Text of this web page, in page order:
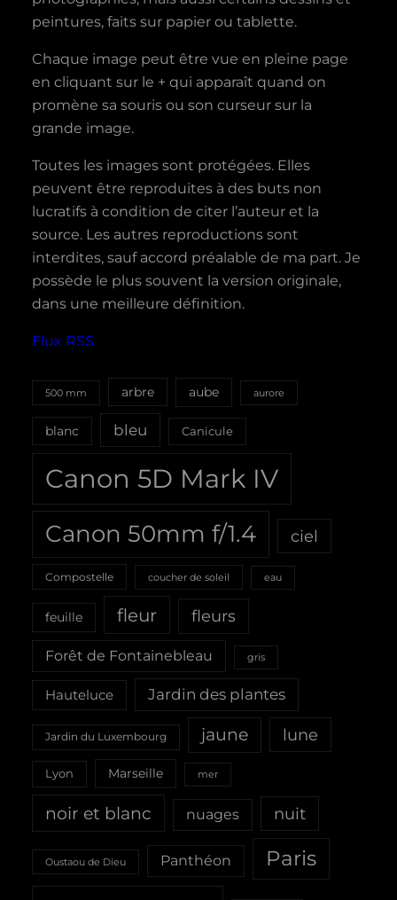
peintures, faits sur papier ou tablette.
Chaque image peut être vue en pleine page
en cliquant sur le + qui apparaît quand on
promène sa souris ou son curseur sur la
grande image.
Toutes les images sont protégées. Elles
peuvent être reproduites à des buts non
lucratifs à condition de citer l’auteur et la
source. Les autres reproductions sont
interdites, sauf accord préalable de ma part. Je
possède le plus souvent la version originale,
dans une meilleure définition.
Flux RSS
500 mm arbre aube aurore
blanc bleu Canicule
Canon 5D Mark IV
Canon 50mm f/1.4 ciel
Compostelle coucher de soleil eau
feuille fleur fleurs
Forêt de Fontainebleau gris
Hauteluce Jardin des plantes
Jardin du Luxembourg jaune lune
Lyon Marseille mer
noir et blanc nuages nuit
Oustaou de Dieu Panthéon Paris